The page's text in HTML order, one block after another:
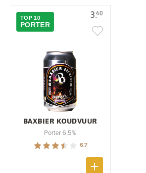
3.40
TOP 10
PORTER
BAXBIER KOUDVUUR
Porter 6,5%
6.7